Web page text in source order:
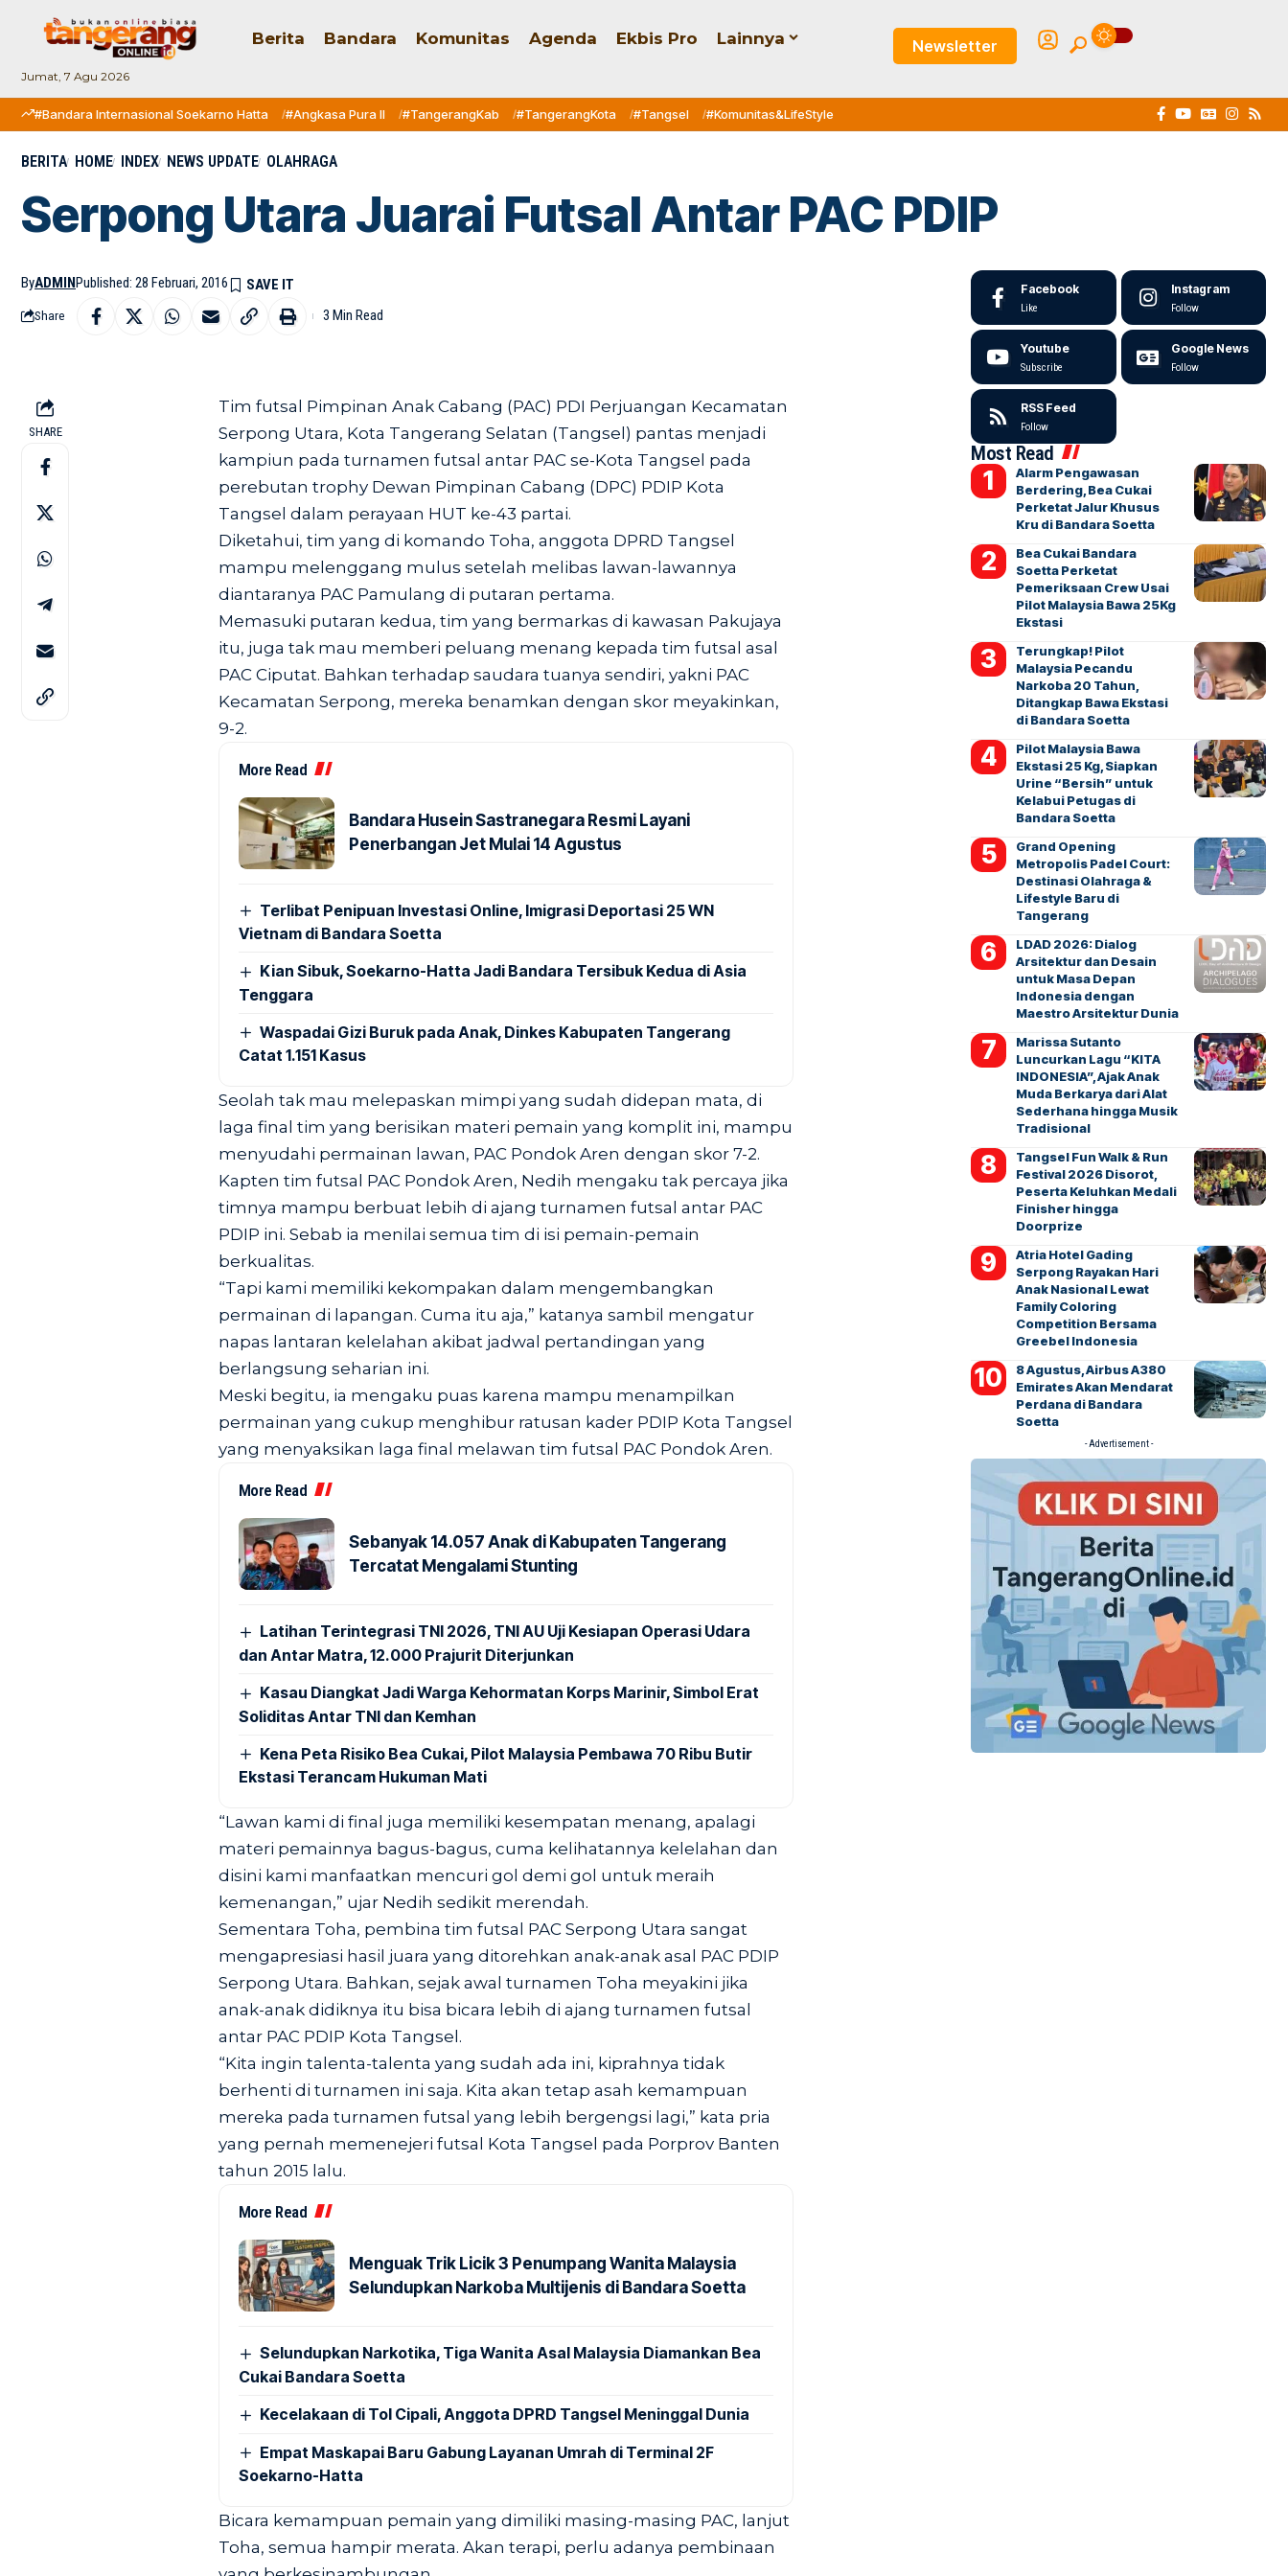
Jumat, 7 Agu 2026
Berita Bandara Komunitas Agenda Ekbis Pro Lainnya Newsletter
#Bandara Internasional Soekarno Hatta #Angkasa Pura II #TangerangKab #TangerangKota #Tangsel #Komunitas&LifeStyle
BERITA HOME INDEX NEWS UPDATE OLAHRAGA
Serpong Utara Juarai Futsal Antar PAC PDIP
ByADMINPublished: 28 Februari, 2016
Share 3 Min Read
SHARE
Tim futsal Pimpinan Anak Cabang (PAC) PDI Perjuangan Kecamatan
Serpong Utara, Kota Tangerang Selatan (Tangsel) pantas menjadi
kampiun pada turnamen futsal antar PAC se-Kota Tangsel pada
perebutan trophy Dewan Pimpinan Cabang (DPC) PDIP Kota
Tangsel dalam perayaan HUT ke-43 partai.
Diketahui, tim yang di komando Toha, anggota DPRD Tangsel
mampu melenggang mulus setelah melibas lawan-lawannya
diantaranya PAC Pamulang di putaran pertama.
Memasuki putaran kedua, tim yang bermarkas di kawasan Pakujaya
itu, juga tak mau memberi peluang menang kepada tim futsal asal
PAC Ciputat. Bahkan terhadap saudara tuanya sendiri, yakni PAC
Kecamatan Serpong, mereka benamkan dengan skor meyakinkan,
9-2.
More Read
Bandara Husein Sastranegara Resmi Layani
Penerbangan Jet Mulai 14 Agustus
Terlibat Penipuan Investasi Online, Imigrasi Deportasi 25 WN
Vietnam di Bandara Soetta
Kian Sibuk, Soekarno-Hatta Jadi Bandara Tersibuk Kedua di Asia
Tenggara
Waspadai Gizi Buruk pada Anak, Dinkes Kabupaten Tangerang
Catat 1.151 Kasus
Seolah tak mau melepaskan mimpi yang sudah didepan mata, di
laga final tim yang berisikan materi pemain yang komplit ini, mampu
menyudahi permainan lawan, PAC Pondok Aren dengan skor 7-2.
Kapten tim futsal PAC Pondok Aren, Nedih mengaku tak percaya jika
timnya mampu berbuat lebih di ajang turnamen futsal antar PAC
PDIP ini. Sebab ia menilai semua tim di isi pemain-pemain
berkualitas.
“Tapi kami memiliki kekompakan dalam mengembangkan
permainan di lapangan. Cuma itu aja,” katanya sambil mengatur
napas lantaran kelelahan akibat jadwal pertandingan yang
berlangsung seharian ini.
Meski begitu, ia mengaku puas karena mampu menampilkan
permainan yang cukup menghibur ratusan kader PDIP Kota Tangsel
yang menyaksikan laga final melawan tim futsal PAC Pondok Aren.
More Read
Sebanyak 14.057 Anak di Kabupaten Tangerang
Tercatat Mengalami Stunting
Latihan Terintegrasi TNI 2026, TNI AU Uji Kesiapan Operasi Udara
dan Antar Matra, 12.000 Prajurit Diterjunkan
Kasau Diangkat Jadi Warga Kehormatan Korps Marinir, Simbol Erat
Soliditas Antar TNI dan Kemhan
Kena Peta Risiko Bea Cukai, Pilot Malaysia Pembawa 70 Ribu Butir
Ekstasi Terancam Hukuman Mati
“Lawan kami di final juga memiliki kesempatan menang, apalagi
materi pemainnya bagus-bagus, cuma kelihatannya kelelahan dan
disini kami manfaatkan mencuri gol demi gol untuk meraih
kemenangan,” ujar Nedih sedikit merendah.
Sementara Toha, pembina tim futsal PAC Serpong Utara sangat
mengapresiasi hasil juara yang ditorehkan anak-anak asal PAC PDIP
Serpong Utara. Bahkan, sejak awal turnamen Toha meyakini jika
anak-anak didiknya itu bisa bicara lebih di ajang turnamen futsal
antar PAC PDIP Kota Tangsel.
“Kita ingin talenta-talenta yang sudah ada ini, kiprahnya tidak
berhenti di turnamen ini saja. Kita akan tetap asah kemampuan
mereka pada turnamen futsal yang lebih bergengsi lagi,” kata pria
yang pernah memenejeri futsal Kota Tangsel pada Porprov Banten
tahun 2015 lalu.
More Read
Menguak Trik Licik 3 Penumpang Wanita Malaysia
Selundupkan Narkoba Multijenis di Bandara Soetta
Selundupkan Narkotika, Tiga Wanita Asal Malaysia Diamankan Bea
Cukai Bandara Soetta
Kecelakaan di Tol Cipali, Anggota DPRD Tangsel Meninggal Dunia
Empat Maskapai Baru Gabung Layanan Umrah di Terminal 2F
Soekarno-Hatta
Bicara kemampuan pemain yang dimiliki masing-masing PAC, lanjut
Toha, semua hampir merata. Akan terapi, perlu adanya pembinaan
Facebook
Like
Instagram
Follow
Youtube
Subscribe
Google News
Follow
RSS Feed
Follow
Most Read
Alarm Pengawasan
Berdering, Bea Cukai
Perketat Jalur Khusus
Kru di Bandara Soetta
Bea Cukai Bandara
Soetta Perketat
Pemeriksaan Crew Usai
Pilot Malaysia Bawa 25Kg
Ekstasi
Terungkap! Pilot
Malaysia Pecandu
Narkoba 20 Tahun,
Ditangkap Bawa Ekstasi
di Bandara Soetta
Pilot Malaysia Bawa
Ekstasi 25 Kg, Siapkan
Urine “Bersih” untuk
Kelabui Petugas di
Bandara Soetta
Grand Opening
Metropolis Padel Court:
Destinasi Olahraga &
Lifestyle Baru di
Tangerang
LDAD 2026: Dialog
Arsitektur dan Desain
untuk Masa Depan
Indonesia dengan
Maestro Arsitektur Dunia
Marissa Sutanto
Luncurkan Lagu “KITA
INDONESIA”, Ajak Anak
Muda Berkarya dari Alat
Sederhana hingga Musik
Tradisional
Tangsel Fun Walk & Run
Festival 2026 Disorot,
Peserta Keluhkan Medali
Finisher hingga
Doorprize
Atria Hotel Gading
Serpong Rayakan Hari
Anak Nasional Lewat
Family Coloring
Competition Bersama
Greebel Indonesia
8 Agustus, Airbus A380
Emirates Akan Mendarat
Perdana di Bandara
Soetta
- Advertisement -